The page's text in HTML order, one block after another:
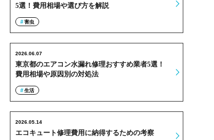
5選！費用相場や選び方を解説
害虫
東京都のエアコン水漏れ修理おすすめ業者5選！
費用相場や原因別の対処法
2026.06.07
生活
エコキュート修理費用に納得するための考察
2026.05.14